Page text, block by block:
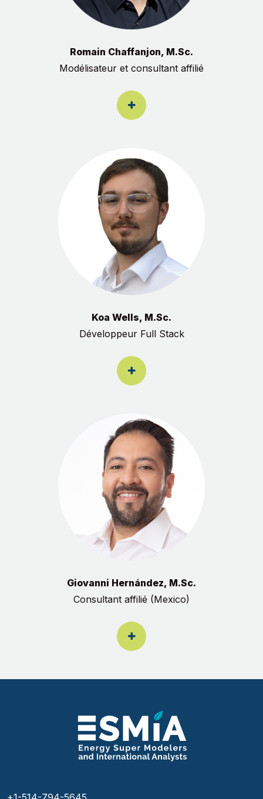
Romain Chaffanjon, M.Sc.
Modélisateur et consultant affilié
Koa Wells, M.Sc.
Développeur Full Stack
Giovanni Hernández, M.Sc.
Consultant affilié (Mexico)